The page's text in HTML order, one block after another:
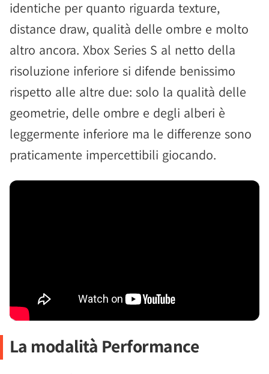
identiche per quanto riguarda texture,
distance draw, qualità delle ombre e molto
altro ancora. Xbox Series S al netto della
risoluzione inferiore si difende benissimo
rispetto alle altre due: solo la qualità delle
geometrie, delle ombre e degli alberi è
leggermente inferiore ma le differenze sono
praticamente impercettibili giocando.
La modalità Performance